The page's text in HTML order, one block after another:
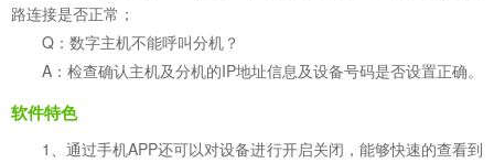
路连接是否正常；
Q：数字主机不能呼叫分机？
A：检查确认主机及分机的IP地址信息及设备号码是否设置正确。
软件特色
1、通过手机APP还可以对设备进行开启关闭，能够快速的查看到